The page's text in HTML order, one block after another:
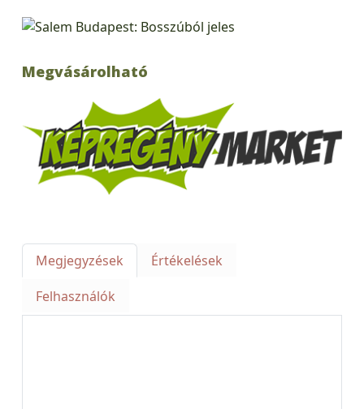
Megvásárolható
Megjegyzések
Értékelések
Felhasználók